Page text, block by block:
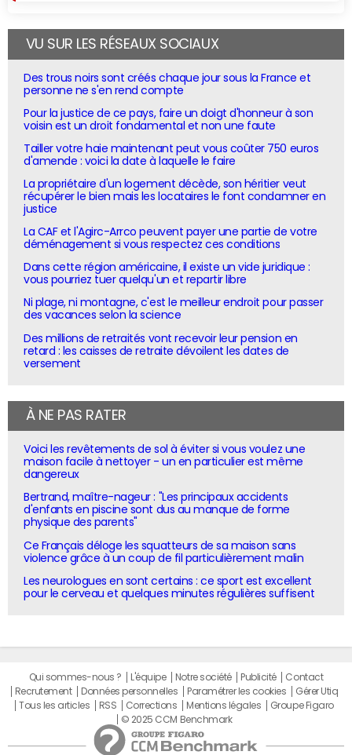
VU SUR LES RÉSEAUX SOCIAUX
Des trous noirs sont créés chaque jour sous la France et
personne ne s'en rend compte
Pour la justice de ce pays, faire un doigt d'honneur à son
voisin est un droit fondamental et non une faute
Tailler votre haie maintenant peut vous coûter 750 euros
d'amende : voici la date à laquelle le faire
La propriétaire d'un logement décède, son héritier veut
récupérer le bien mais les locataires le font condamner en
justice
La CAF et l'Agirc-Arrco peuvent payer une partie de votre
déménagement si vous respectez ces conditions
Dans cette région américaine, il existe un vide juridique :
vous pourriez tuer quelqu'un et repartir libre
Ni plage, ni montagne, c'est le meilleur endroit pour passer
des vacances selon la science
Des millions de retraités vont recevoir leur pension en
retard : les caisses de retraite dévoilent les dates de
versement
À NE PAS RATER
Voici les revêtements de sol à éviter si vous voulez une
maison facile à nettoyer - un en particulier est même
dangereux
Bertrand, maître-nageur : "Les principaux accidents
d'enfants en piscine sont dus au manque de forme
physique des parents"
Ce Français déloge les squatteurs de sa maison sans
violence grâce à un coup de fil particulièrement malin
Les neurologues en sont certains : ce sport est excellent
pour le cerveau et quelques minutes régulières suffisent
Qui sommes-nous ? L'équipe Notre société Publicité
Contact
Recrutement
Données personnelles Paramétrer les cookies
Gérer Utiq
Tous les articles
RSS Corrections Mentions légales
Groupe Figaro
© 2025 CCM Benchmark